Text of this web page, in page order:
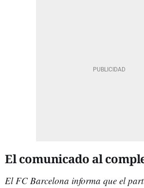
El comunicado al
El FC Barcelona informa que el